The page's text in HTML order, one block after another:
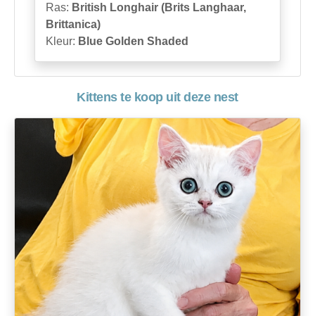
Ras: British Longhair (Brits Langhaar,
Brittanica)
Kleur: Blue Golden Shaded
Kittens te koop uit deze nest